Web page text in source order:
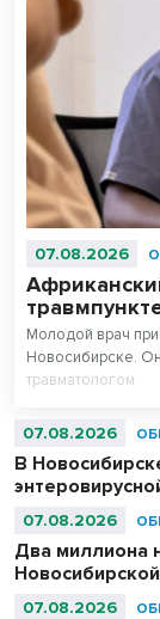
07.08.2026
Молодой врач
Новосибирске.
травматологом.
07.08.2026
В
07.08.2026
Два миллиона
07.08.2026